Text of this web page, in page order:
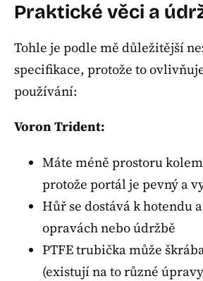
Praktické věci a
Tohle je podle mě důležitější
specifikace, protože to
používání:
Voron Trident:
Máte méně prostoru
protože portál je pevný a
Hůř se dostává k hotendu
opravách nebo údržbě
PTFE trubička může
(existují na to různé